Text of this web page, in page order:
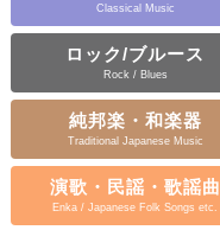
Classical Music
ロック/ブルース
Rock / Blues
純邦楽・和楽器
Traditional Japanese Music
演歌・民謡・歌謡曲
Enka / Japanese Folk Songs etc.